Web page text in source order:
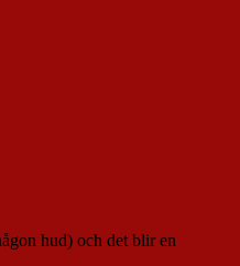
hud) och det blir en